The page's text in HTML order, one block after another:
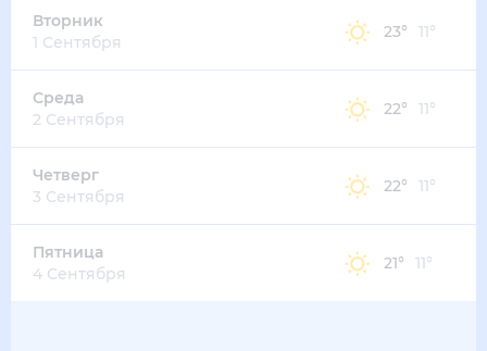
Вторник
1 Сентября
23° 11°
Среда
2 Сентября
22° 11°
Четверг
3 Сентября
22° 11°
Пятница
4 Сентября
21° 11°